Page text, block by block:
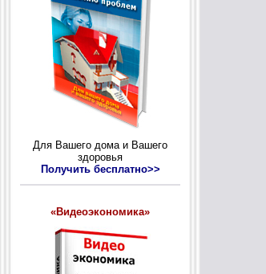
Для Вашего дома и Вашего
здоровья
Получить бесплатно>>
«Видеоэкономика»